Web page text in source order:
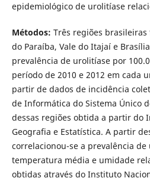
epidemiológico de urolitíase
Métodos: Três regiões brasileiras
do Paraíba, Vale do Itajaí e
prevalência de urolitíase por
período de 2010 e 2012 em cada
partir de dados de incidência
de Informática do Sistema Único
dessas regiões obtida a partir do
Geografia e Estatística. A partir
correlacionou-se a prevalência de
temperatura média e umidade
obtidas através do Instituto